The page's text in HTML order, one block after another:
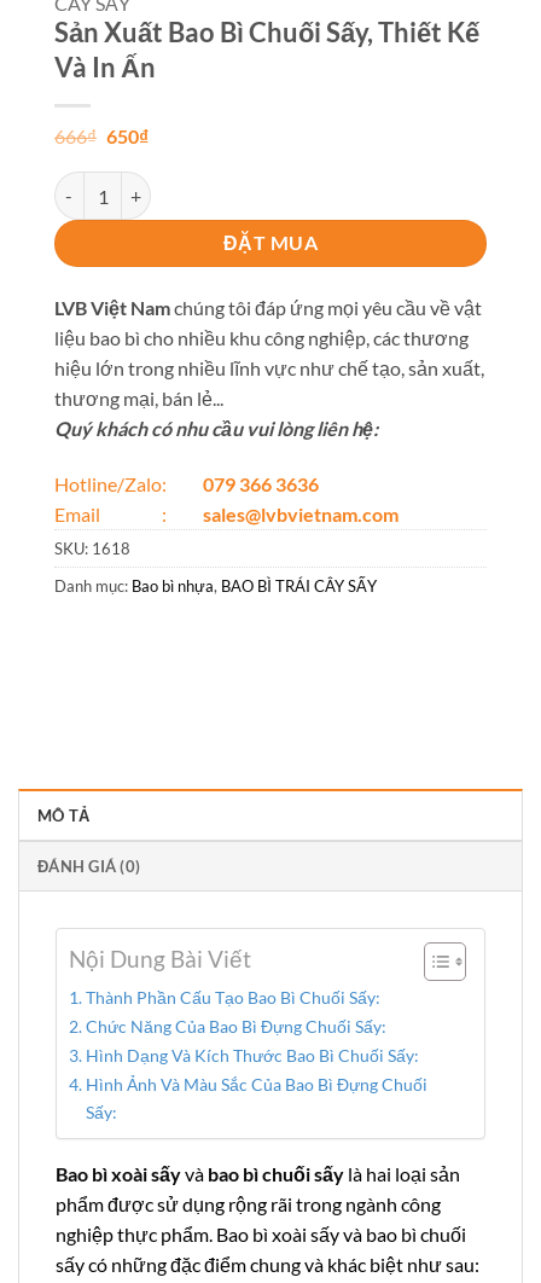
Sản Xuất Bao Bì Chuối Sấy, Thiết Kế
Và In Ấn
666₫ Giá
là:
666₫.
650₫Giá
là:
650₫.
Sản Xuất Bao Bì Chuối Sấy, Thiết Kế Và In Ấn số lượng
ĐẶT MUA
LVB Việt Namchúng tôi đáp ứng mọi yêu cầu về vật
liệu bao bì cho nhiều khu công nghiệp, các thương
hiệu lớn trong nhiều lĩnh vực như chế tạo, sản xuất,
thương mại, bán lẻ...
Quý khách có nhu cầu vui lòng liên hệ:
Hotline/Zalo:
079 366 3636
Email :
sales@lvbvietnam.com
SKU: 1618
Danh mục: Bao bì nhựa, BAO BÌ TRÁI CÂY SẤY
MÔ TẢ
ĐÁNH GIÁ (0)
Nội Dung Bài Viết
Thành Phần Cấu Tạo Bao Bì Chuối Sấy:
Chức Năng Của Bao Bì Đựng Chuối Sấy:
Hình Dạng Và Kích Thước Bao Bì Chuối Sấy:
Hình Ảnh Và Màu Sắc Của Bao Bì Đựng Chuối
Sấy:
Bao bì xoài sấyvà bao bì chuối sấy là hai loại sản
phẩm được sử dụng rộng rãi trong ngành công
nghiệp thực phẩm. Bao bì xoài sấy và bao bì chuối
sấy có những đặc điểm chung và khác biệt như sau: